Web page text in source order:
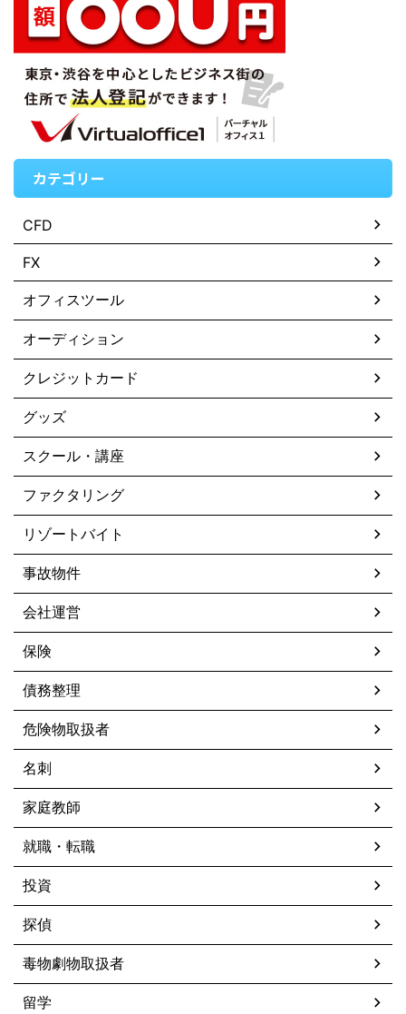
カテゴリー
CFD
FX
オフィスツール
オーディション
クレジットカード
グッズ
スクール・講座
ファクタリング
リゾートバイト
事故物件
会社運営
保険
債務整理
危険物取扱者
名刺
家庭教師
就職・転職
投資
探偵
毒物劇物取扱者
留学